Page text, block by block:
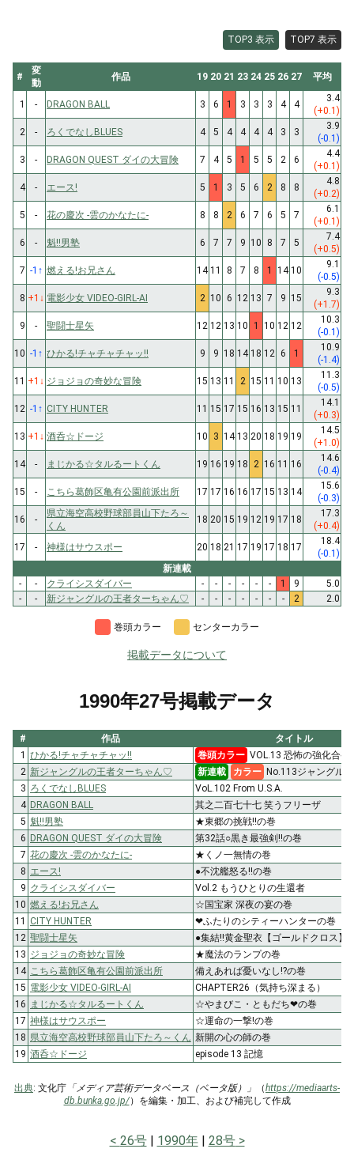
TOP3 表示 TOP7 表示
#
変
動
作品 19 20 21 23 24 25 26 27 平均
1 - DRAGON BALL 3 6 1 3 3 3 4 4
3.4
(+0.1)
2
- ろくでなしBLUES 4 5 4 4 4 4 3 3
3.9
(-0.1)
3
- DRAGON QUEST ダイの大冒険 7 4 5 1 5 5 2 6
4.4
(+0.1)
4
- エース! 5 1 3 5 6 2 8 8
4.8
(+0.2)
5
- 花の慶次 -雲のかなたに- 8 8 2 6 7 6 5 7
6.1
(+0.1)
6
- 魁!!男塾 6 7 7 9 10 8 7 5
7.4
(+0.5)
7 -1 ↑ 燃える!お兄さん 14 11 8 7 8 1 14 10
9.1
(-0.5)
8 +1 ↓ 電影少女 VIDEO-GIRL-AI 2 10 6 12 13 7 9 15
9.3
(+1.7)
9
- 聖闘士星矢 12 12 13 10 1 10 12 12
10.3
(-0.1)
10 -1 ↑ ひかる!チャチャチャッ!! 9 9 18 14 18 12 6 1
10.9
(-1.4)
11 +1 ↓ ジョジョの奇妙な冒険 15 13 11 2 15 11 10 13
11.3
(-0.5)
12 -1 ↑ CITY HUNTER 11 15 17 15 16 13 15 11
14.1
(+0.3)
13 +1 ↓ 酒呑☆ドージ 10 3 14 13 20 18 19 19
14.5
(+1.0)
14
- まじかる☆タルるートくん 19 16 19 18 2 16 11 16
14.6
(-0.4)
15
- こちら葛飾区亀有公園前派出所 17 17 16 16 17 15 13 14
15.6
(-0.3)
16
-
県立海空高校野球部員山下たろ～
くん
18 20 15 19 12 19 17 18
17.3
(+0.4)
17
- 神様はサウスポー 20 18 21 17 19 17 18 17
18.4
(-0.1)
新連載
-
- クライシスダイバー - - - - - - 1 9
5.0
-
- 新ジャングルの王者ターちゃん♡ - - - - - - - 2 2.0
巻頭カラー センターカラー
掲載データについて
1990年27号掲載データ
# 作品
タイトル
1 ひかる!チャチャチャッ!! 巻頭カラー VOL.13 恐怖の強化合宿
2 新ジャングルの王者ターちゃん♡ 新連載 カラー No.113ジャングル
3 ろくでなしBLUES
VoL.102 From U.S.A.
4 DRAGON BALL
其之二百七十七 笑うフリーザ
5 魁!!男塾
★東郷の挑戦!!の巻
6 DRAGON QUEST ダイの大冒険
第32話○黒き最強剣!!の巻
7 花の慶次 -雲のかなたに-
★くノ一無情の巻
8 エース!
●不沈艦怒る!!の巻
9 クライシスダイバー
Vol.2 もうひとりの生還者
10 燃える!お兄さん
☆国宝家 深夜の宴の巻
11
CITY HUNTER
❤ふたりのシティーハンターの巻
12 聖闘士星矢
●集結!!黄金聖衣【ゴールドクロス】
13 ジョジョの奇妙な冒険
★魔法のランプの巻
14 こちら葛飾区亀有公園前派出所
備えあれば憂いなし!?の巻
15 電影少女 VIDEO-GIRL-AI
CHAPTER26（気持ち深まる）
16 まじかる☆タルるートくん
☆やまびこ・ともだち❤の巻
17 神様はサウスポー
☆運命の一撃!の巻
18 県立海空高校野球部員山下たろ～くん 新開の心の師の巻
19 酒呑☆ドージ episode 13 記憶
出典: 文化庁 「メディア芸術データベース（ベータ版）」 （https://mediaarts-
db.bunka.go.jp/）を編集・加工、および補完して作成
26号 1990年 28号